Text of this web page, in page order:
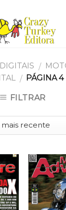
/
/ PÁGINA 4
FILTRAR